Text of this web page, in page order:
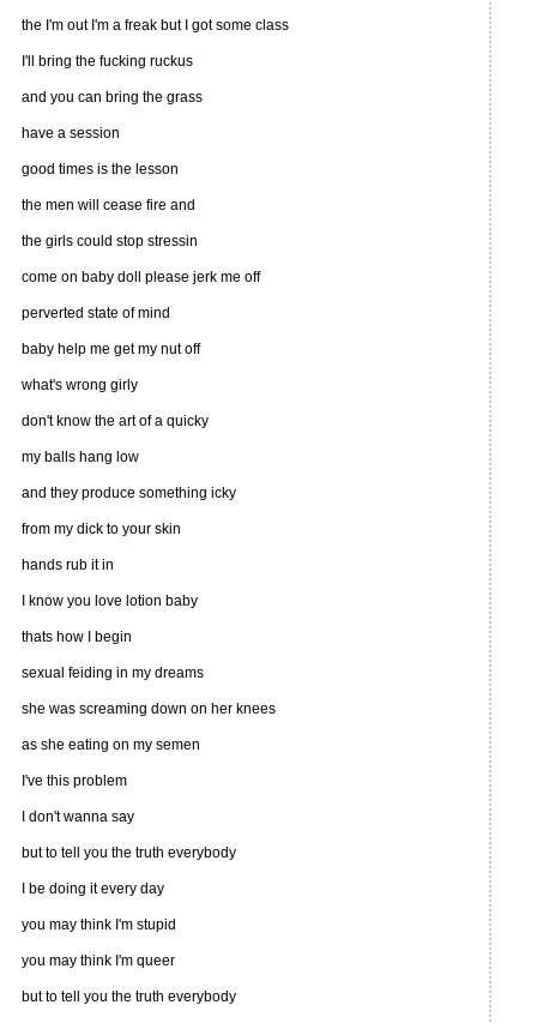
the I'm out I'm a freak but I got some class
I'll bring the fucking ruckus
and you can bring the grass
have a session
good times is the lesson
the men will cease fire and
the girls could stop stressin
come on baby doll please jerk me off
perverted state of mind
baby help me get my nut off
what's wrong girly
don't know the art of a quicky
my balls hang low
and they produce something icky
from my dick to your skin
hands rub it in
I know you love lotion baby
thats how I begin
sexual feiding in my dreams
she was screaming down on her knees
as she eating on my semen
I've this problem
I don't wanna say
but to tell you the truth everybody
I be doing it every day
you may think I'm stupid
you may think I'm queer
but to tell you the truth everybody